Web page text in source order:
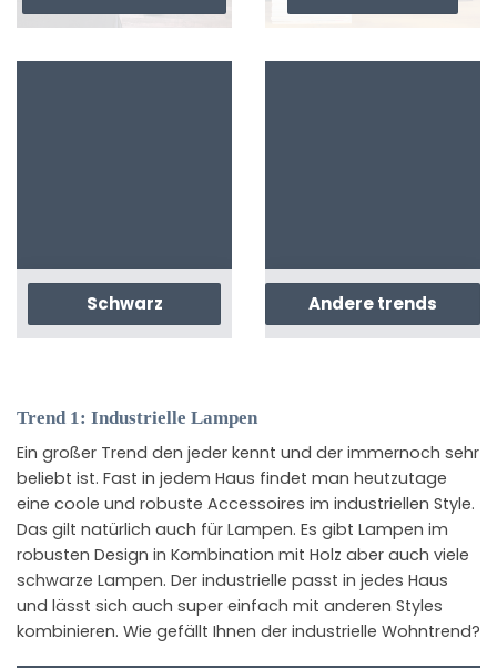
Schwarz Andere trends
Trend 1: Industrielle Lampen
Ein großer Trend den jeder kennt und der immernoch sehr
beliebt ist. Fast in jedem Haus findet man heutzutage
eine coole und robuste Accessoires im industriellen Style.
Das gilt natürlich auch für Lampen. Es gibt Lampen im
robusten Design in Kombination mit Holz aber auch viele
schwarze Lampen. Der industrielle passt in jedes Haus
und lässt sich auch super einfach mit anderen Styles
kombinieren. Wie gefällt Ihnen der industrielle Wohntrend?